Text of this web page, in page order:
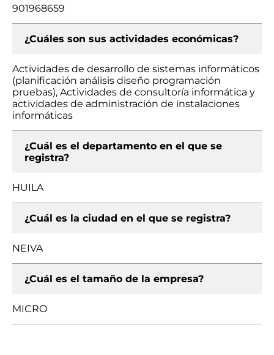
901968659
¿Cuáles son sus actividades económicas?
Actividades de desarrollo de sistemas informáticos
(planificación análisis diseño programación
pruebas), Actividades de consultoría informática y
actividades de administración de instalaciones
informáticas
¿Cuál es el departamento en el que se
registra?
HUILA
¿Cuál es la ciudad en el que se registra?
NEIVA
¿Cuál es el tamaño de la empresa?
MICRO